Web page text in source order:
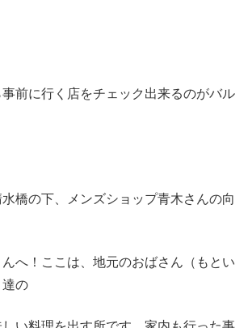
前に行く店をチェック出来るのがバル
橋の下、メンズショップ青木さんの向
へ！ここは、地元のおばさん（もとい
達の